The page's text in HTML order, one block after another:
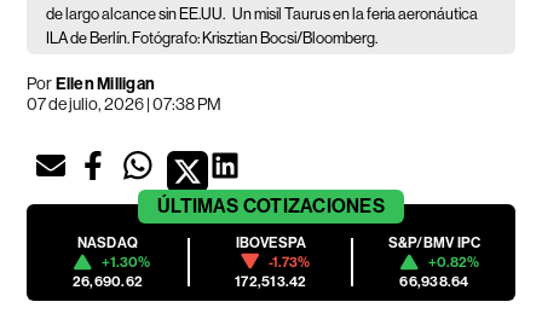
de largo alcance sin EE.UU. Un misil Taurus en la feria aeronáutica
ILA de Berlín. Fotógrafo: Krisztian Bocsi/Bloomberg.
PorEllen Milligan
07 de julio, 2026 | 07:38 PM
ÚLTIMAS COTIZACIONES
NASDAQ
+1.30%
26,690.62
IBOVESPA
-1.73%
172,513.42
S&P/BMV IPC
+0.82%
66,938.64